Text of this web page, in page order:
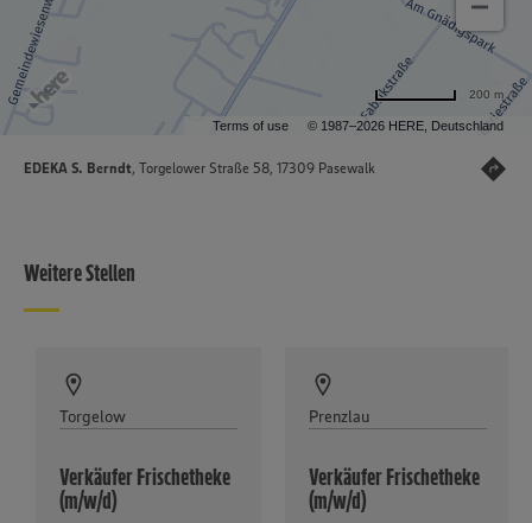
Terms of use © 1987–2026 HERE, Deutschland
200 m
EDEKA S. Berndt, Torgelower Straße 58, 17309 Pasewalk
Weitere Stellen
Torgelow
Verkäufer Frischetheke
(m/w/d)
Prenzlau
Verkäufer Frischetheke
(m/w/d)